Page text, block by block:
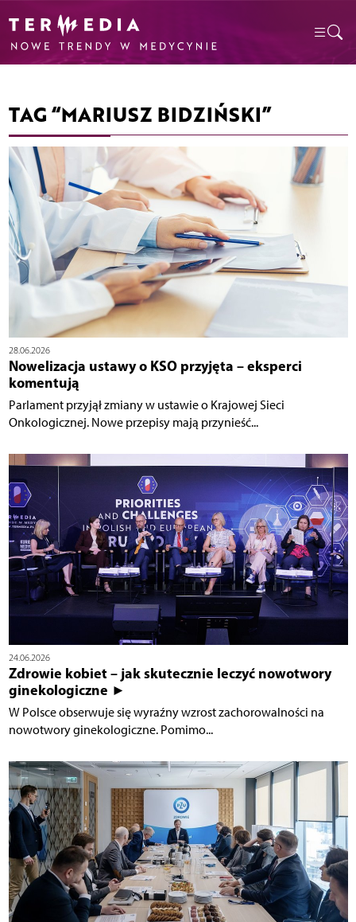
TAG “MARIUSZ BIDZIŃSKI”
28.06.2026
Nowelizacja ustawy o KSO przyjęta – eksperci
komentują
Parlament przyjął zmiany w ustawie o Krajowej Sieci
Onkologicznej. Nowe przepisy mają przynieść...
24.06.2026
Zdrowie kobiet – jak skutecznie leczyć nowotwory
ginekologiczne ►
W Polsce obserwuje się wyraźny wzrost zachorowalności na
nowotwory ginekologiczne. Pomimo...